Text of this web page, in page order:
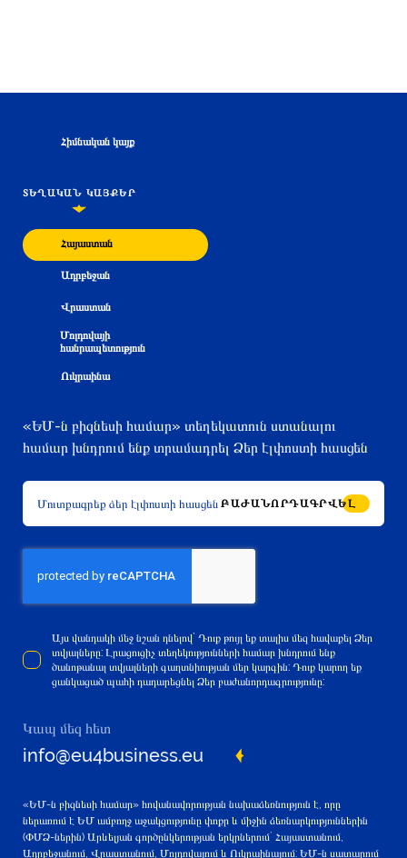
Հիմնական կայք
ՏԵՂԱԿԱՆ ԿԱՅՔԵՐ
Հայաստան
Ադրբեջան
Վրաստան
Մոլդովայի
հանրապետություն
Ուկրաինա
«ԵՄ-ն բիզնեսի համար» տեղեկատուն ստանալու
համար խնդրում ենք տրամադրել Ձեր էլփոստի հասցեն
ԲԱԺԱՆՈՐԴԱԳՐՎԵԼ
Այս վանդակի մեջ նշան դնելով` Դուք թույլ եք տալիս մեզ հավաքել Ձեր
տվյալները: Լրացուցիչ տեղեկությունների համար խնդրում ենք
ծանոթանալ տվյալների գաղտնիության մեր կարգին: Դուք կարող եք
ցանկացած պահի դադարեցնել Ձեր բաժանորդագրությունը:
Կապ մեզ հետ
info@eu4business.eu
«ԵՄ-ն բիզնեսի համար» հովանավորության նախաձեռնություն է, որը
ներառում է ԵՄ ամբողջ աջակցությունը փոքր և միջին ձեռնարկություններին
(ՓՄՁ-ներին) Արևելյան գործընկերության երկրներում` Հայաստանում,
Ադրբեջանում, Վրաստանում, Մոլդովայում և Ուկրաինայում: ԵՄ-ն սատարում